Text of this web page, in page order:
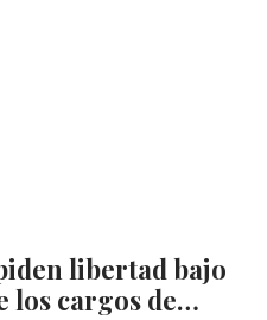
libertad bajo
los cargos de…